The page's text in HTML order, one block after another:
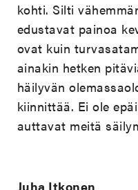
kohti. Silti
edustavat painoa
ovat kuin
ainakin hetken
häilyvän
kiinnittää. Ei ole
auttavat meitä
Juha Itkonen